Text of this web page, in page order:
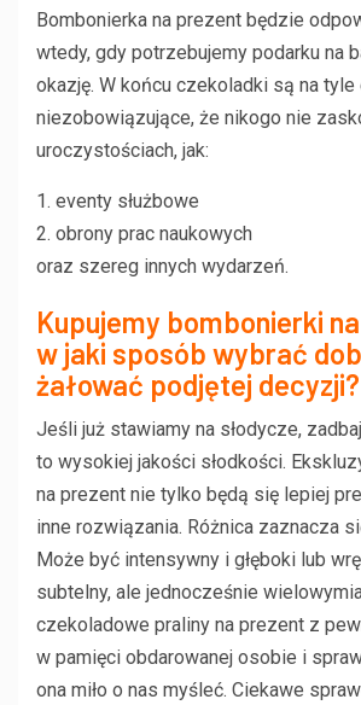
Bombonierka na prezent będzie
wtedy, gdy potrzebujemy podarku na
okazję. W końcu czekoladki są na
niezobowiązujące, że nikogo nie
uroczystościach, jak:
1. eventy służbowe
2. obrony prac naukowych
oraz szereg innych wydarzeń.
Kupujemy bombonierki
w jaki sposób wybrać
żałować podjętej decyzji?
Jeśli już stawiamy na słodycze,
to wysokiej jakości słodkości.
na prezent nie tylko będą się lepiej
inne rozwiązania. Różnica zaznacza
Może być intensywny i głęboki lub
subtelny, ale jednocześnie
czekoladowe praliny na prezent z
w pamięci obdarowanej osobie i
ona miło o nas myśleć. Ciekawe